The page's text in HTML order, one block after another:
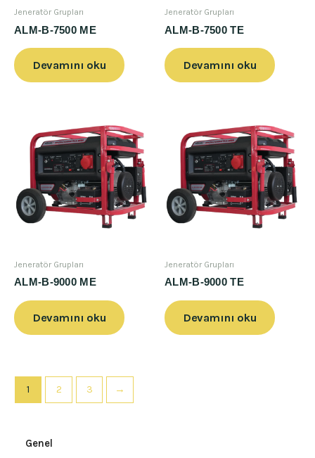
Genel
Jeneratör Grupları
ALM-B-7500 ME
Devamını oku
Jeneratör Grupları
ALM-B-7500 TE
Devamını oku
Jeneratör Grupları
ALM-B-9000 ME
Devamını oku
Jeneratör Grupları
ALM-B-9000 TE
Devamını oku
1 2 3 →